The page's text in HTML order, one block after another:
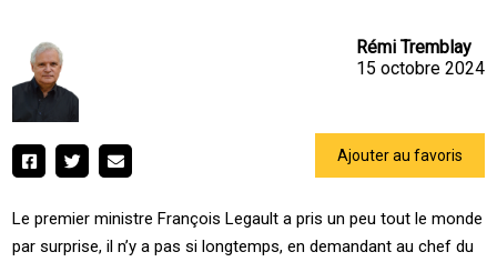
Rémi Tremblay
15 octobre 2024
Ajouter au favoris
Le premier ministre François Legault a pris un peu tout le monde
par surprise, il n’y a pas si longtemps, en demandant au chef du